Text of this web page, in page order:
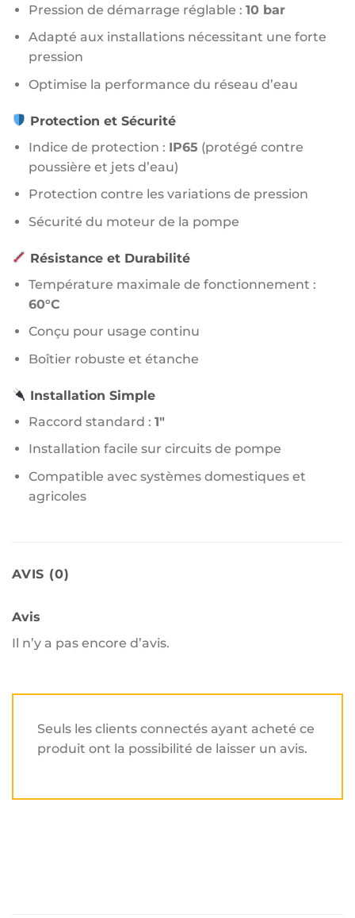
Pression de démarrage réglable : 10 bar
Adapté aux installations nécessitant une forte
pression
Optimise la performance du réseau d’eau
Protection et Sécurité
Indice de protection : IP65 (protégé contre
poussière et jets d’eau)
Protection contre les variations de pression
Sécurité du moteur de la pompe
Résistance et Durabilité
Température maximale de fonctionnement :
60°C
Conçu pour usage continu
Boîtier robuste et étanche
Installation Simple
Raccord standard : 1″
Installation facile sur circuits de pompe
Compatible avec systèmes domestiques et
agricoles
AVIS (0)
Avis
Il n’y a pas encore d’avis.
Seuls les clients connectés ayant acheté ce
produit ont la possibilité de laisser un avis.